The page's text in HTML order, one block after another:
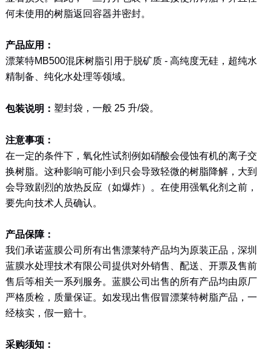
何未使用的树脂返回容器并密封。
产品应用：
漂莱特MB500混床树脂引用于脱矿质- 高纯度无硅，超纯水
精制备、纯化水处理等领域。
包装说明： 塑封袋，一般25 升/袋。
注意事项：
在一定的条件下，氧化性试剂例如硝酸会侵蚀有机的离子交
换树脂。这种影响可能小到只会导致轻微的树脂降解，大到
会导致剧烈的放热反应（如爆炸）。在使用强氧化剂之前，
要先向技术人员确认。
产品保障：
我们承诺蓝膜公司所有出售漂莱特产品均为原装正品，深圳
蓝膜水处理技术有限公司提供对外销售、配送、开票及售前
售后等相关一系列服务。蓝膜公司出售的所有产品均由原厂
严格质检，质量保证。如发现出售假冒漂莱特树脂产品，一
经核实，假一赔十。
采购须知：